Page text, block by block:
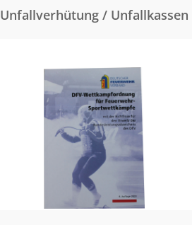
Unfallverhütung / Unfallkassen